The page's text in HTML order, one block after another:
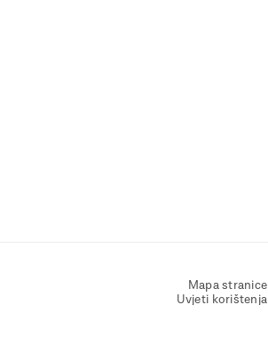
Mapa stranice
Uvjeti korištenja